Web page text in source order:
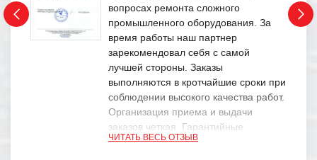
вопросах ремонта сложного
промышленного оборудования. За
время работы наш партнер
зарекомендовал себя с самой
лучшей стороны. Заказы
выполняются в кротчайшие сроки при
соблюдении высокого качества работ.
Организация приема и выдачи
заказов четкая. Гарантийные
обязательства выполняются в
ЧИТАТЬ ВЕСЬ ОТЗЫВ